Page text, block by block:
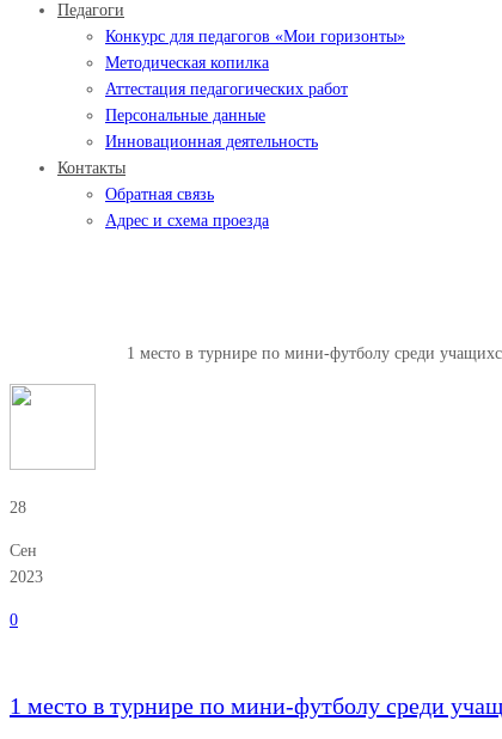
Педагоги
Конкурс для педагогов «Мои горизонты»
Методическая копилка
Аттестация педагогических работ
Персональные данные
Инновационная деятельность
Контакты
Обратная связь
Адрес и схема проезда
1 место в турнире по мини-футболу среди
28
Сен
2023
0
1 место в турнире по мини-футболу среди